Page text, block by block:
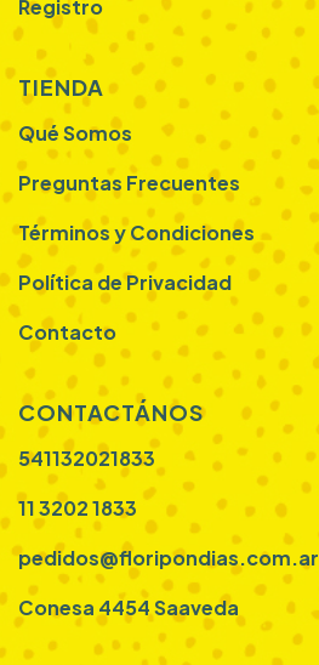
Registro
TIENDA
Qué Somos
Preguntas Frecuentes
Términos y Condiciones
Política de Privacidad
Contacto
CONTACTÁNOS
541132021833
11 3202 1833
pedidos@floripondias.com.ar
Conesa 4454 Saaveda